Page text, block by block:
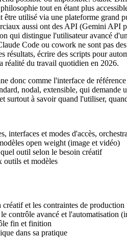
tout en étant plus
être utilisé via une plateforme
aussi ont des API (Gemini API
qui distingue l'utilisateur avancé
Code ou cowork ne sont pas
écrire des scripts pour
réalité du travail quotidien en 2026.
donc comme l'interface de
nodal, extensible, qui demande
surtout à savoir quand l'utiliser,
interfaces et modes d'accès,
open weight (image et vidéo)
outil selon le besoin créatif
outils et modèles
et les contraintes de production
contrôle avancé et l'automatisation
fin et finition
dans sa pratique